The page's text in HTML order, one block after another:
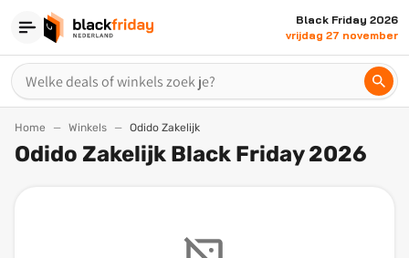
Black Friday 2026
vrijdag 27 november
Home Winkels Odido Zakelijk
Odido Zakelijk Black Friday 2026